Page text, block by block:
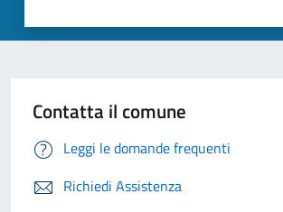
Contatta il comune
Leggi le domande frequenti
Richiedi Assistenza